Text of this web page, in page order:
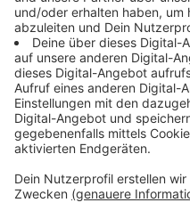
sollen ein neues
Zudem grenzt das
damit an die Kaserne.
andauern - dann soll
Reservisten bei der
Anzeige